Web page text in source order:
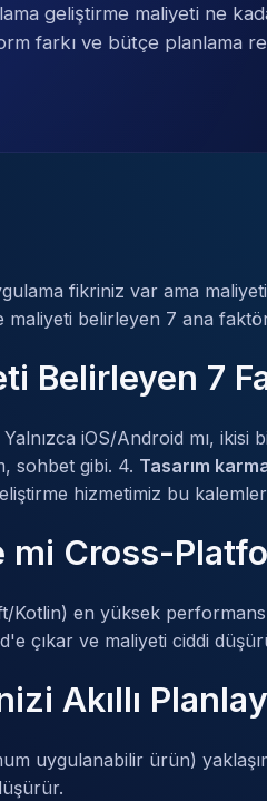
geliştirme maliyeti ne
farkı ve bütçe planlama
fikriniz var ama
maliyeti belirleyen 7 ana
Belirleyen 7
Yalnızca iOS/Android mı, ikisi
sohbet gibi. 4. Tasarım
hizmetimiz bu
mi Cross-
Kotlin) en yüksek
çıkar ve maliyeti ciddi
Akıllı
uygulanabilir ürün)